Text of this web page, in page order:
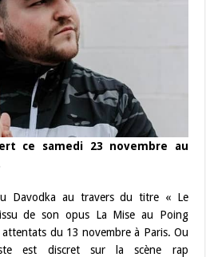
ce samedi 23 novembre au
Davodka au travers du titre « Le
de son opus La Mise au Poing
du 13 novembre à Paris. Ou
est discret sur la scène rap